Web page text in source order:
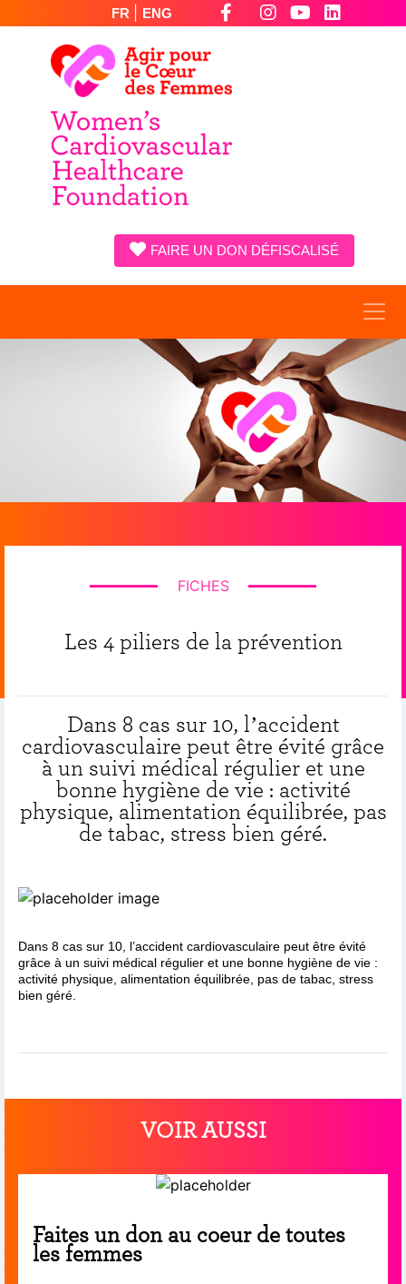
FR ENG
FAIRE UN DON DÉFISCALISÉ
FICHES
Les 4 piliers de la prévention
Dans 8 cas sur 10, l’accident
cardiovasculaire peut être évité grâce
à un suivi médical régulier et une
bonne hygiène de vie : activité
physique, alimentation équilibrée, pas
de tabac, stress bien géré.
Dans 8 cas sur 10, l’accident cardiovasculaire peut être évité
grâce à un suivi médical régulier et une bonne hygiène de vie :
activité physique, alimentation équilibrée, pas de tabac, stress
bien géré.
VOIR AUSSI
Faites un don au coeur de toutes
les femmes